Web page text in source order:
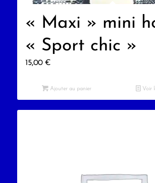
« Maxi » mini
« Sport chic »
15,00 €
Ajouter au panier Voir